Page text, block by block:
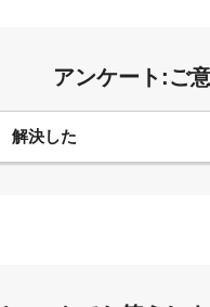
アンケート:ご
解決した